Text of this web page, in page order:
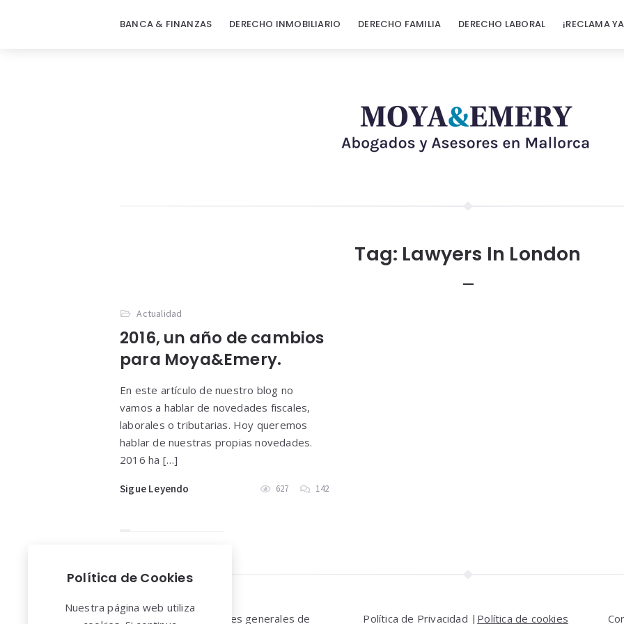
BANCA & FINANZAS DERECHO INMOBILIARIO DERECHO FAMILIA DERECHO LABORAL ¡RECLAMA
Tag: Lawyers In London
Actualidad
2016, un año de cambios
para Moya&Emery.
En este artículo de nuestro blog no
vamos a hablar de novedades fiscales,
laborales o tributarias. Hoy queremos
hablar de nuestras propias novedades.
2016 ha […]
Sigue Leyendo 627 142
Widgets
Aviso legal y Condiciones generales de Política de Privacidad | Política de cookies
Política de Cookies
Nuestra página web utiliza